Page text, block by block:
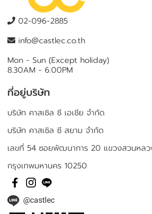
02-096-2885
info@castlec.co.th
Mon - Sun (Except holiday)
8.30AM - 6.00PM
ที่อยู่บริษัท
บริษัท คาสเซิล ซี เอเชีย จำกัด
บริษัท คาสเซิล ซี สยาม จำกัด
เลขที่ 54 ซอยพัฒนาการ 20 แขวงสวนหล
กรุงเทพมหานคร 10250
@castlec